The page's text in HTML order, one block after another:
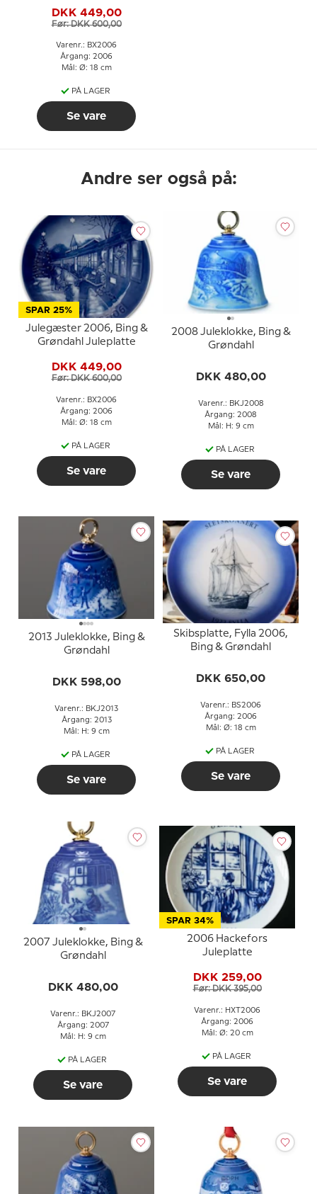
DKK 449,00
Før: DKK 600,00
Varenr.: BX2006
Årgang: 2006
Mål: Ø: 18 cm
PÅ LAGER
Se vare
Andre ser også på:
SPAR 25%
Julegæster 2006, Bing &
Grøndahl Juleplatte
DKK 449,00
Før: DKK 600,00
Varenr.: BX2006
Årgang: 2006
Mål: Ø: 18 cm
PÅ LAGER
Se vare
2008 Juleklokke, Bing &
Grøndahl
DKK 480,00
Varenr.: BKJ2008
Årgang: 2008
Mål: H: 9 cm
PÅ LAGER
Se vare
2013 Juleklokke, Bing &
Grøndahl
DKK 598,00
Varenr.: BKJ2013
Årgang: 2013
Mål: H: 9 cm
PÅ LAGER
Se vare
Skibsplatte, Fylla 2006,
Bing & Grøndahl
DKK 650,00
Varenr.: BS2006
Årgang: 2006
Mål: Ø: 18 cm
PÅ LAGER
Se vare
2007 Juleklokke, Bing &
Grøndahl
DKK 480,00
Varenr.: BKJ2007
Årgang: 2007
Mål: H: 9 cm
PÅ LAGER
Se vare
SPAR 34%
2006 Hackefors
Juleplatte
DKK 259,00
Før: DKK 395,00
Varenr.: HXT2006
Årgang: 2006
Mål: Ø: 20 cm
PÅ LAGER
Se vare